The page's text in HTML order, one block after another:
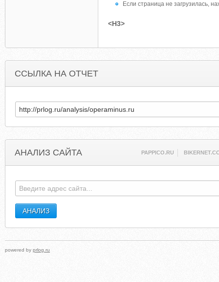
Если страница не загрузилась,
<H3>
ССЫЛКА НА ОТЧЕТ
АНАЛИЗ САЙТА PAPPICO.RU
powered by prlog.ru